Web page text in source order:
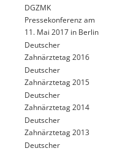
DGZMK
Pressekonferenz am
11. Mai 2017 in Berlin
Deutscher
Zahnärztetag 2016
Deutscher
Zahnärztetag 2015
Deutscher
Zahnärztetag 2014
Deutscher
Zahnärztetag 2013
Deutscher